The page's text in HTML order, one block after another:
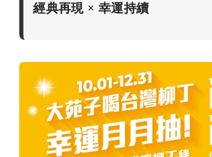
經典再現 × 幸運持續